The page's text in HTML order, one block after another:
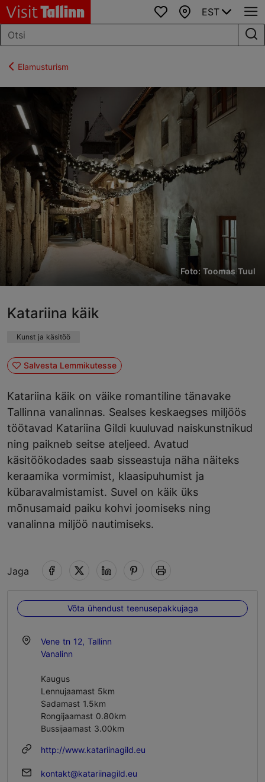
Lemmikud
Kaart
EST
Elamusturism
Foto: Toomas Tuul
Katariina käik
Kunst ja käsitöö
Salvesta Lemmikutesse
Katariina käik on väike romantiline tänavake
Tallinna vanalinnas. Sealses keskaegses miljöös
töötavad Katariina Gildi kuuluvad naiskunstnikud
ning paikneb seitse ateljeed. Avatud
käsitöökodades saab sisseastuja näha näiteks
keraamika vormimist, klaasipuhumist ja
kübaravalmistamist. Suvel on käik üks
mõnusamaid paiku kohvi joomiseks ning
vanalinna miljöö nautimiseks.
Jaga
Võta ühendust teenusepakkujaga
Vene tn 12, Tallinn
Vanalinn
Kaugus
Lennujaamast 5km
Sadamast 1.5km
Rongijaamast 0.80km
Bussijaamast 3.00km
http://www.katariinagild.eu
kontakt@katariinagild.eu